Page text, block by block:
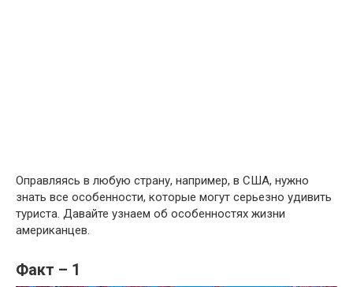
Оправляясь в любую страну, например, в США, нужно
знать все особенности, которые могут серьезно удивить
туриста. Давайте узнаем об особенностях жизни
американцев.
Факт – 1